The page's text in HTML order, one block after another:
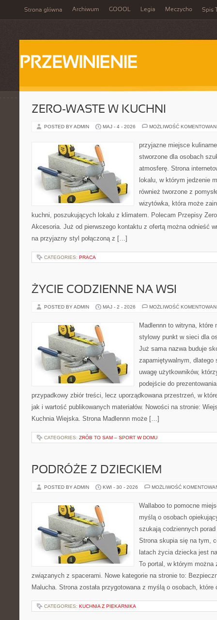
Strona główna Archiwum GOOOL Legia Meczycho Spis
PRZEWINIENIE
ZERO-WASTE W KUCHNI
POSTED BY ADMIN MAJ - 4 - 2026 MOŻLIWOŚĆ
przyjazne miejsce
stworzone dla osobach
atmosferę. Strona
lokalu, w którym jedzenie
również tworzone z
wizytówka, która może
kuchni, poszukujących lokalu z klimatem. Polecam Przepisy
Akcesoria. Już od pierwszego kontaktu z ofertą można odnieść
na przyjazny styl połączoną z […]
CATEGORIES: PRACA
ŻYCIE CODZIENNE NA WSI
POSTED BY ADMIN MAJ - 2 - 2026 MOŻLIWOŚĆ
Madlennn to witryna, które
stylowy punkt w sieci dla
Już sama nazwa buduje
zapamiętywalnym, dlatego
uwagę użytkowników,
podejście do
przypadkowy zbiór treści, lecz uporządkowana przestrzeń, w
jak i wartość publikowanych materiałów. Nowości na stronie:
Kuchnia Wiejska. Strona Madlennn może […]
CATEGORIES: ZRÓB TO SAM – SPORT W DOMU
PODRÓŻE Z DZIECKIEM
POSTED BY ADMIN KWI - 30 - 2026 MOŻLIWOŚĆ
Wallaboo to pomocne
myślą o osobach
szukają codziennych
Strona skupia się na tym,
latach życia dziecka jest
To portal, w którym można
związanych z spacerami. Nowe kategorie na stronie to:
Malucha. Strona została przygotowana z myślą o osobach,
CATEGORIES: KUCHNIA Z PIEKARNIKA